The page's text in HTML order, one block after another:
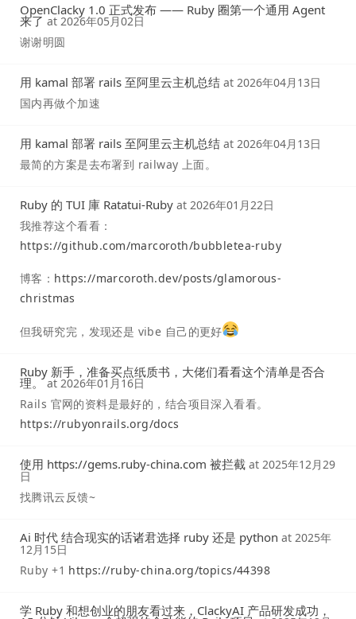
OpenClacky 1.0 正式发布 —— Ruby 圈第一个通用 Agent
来了 at 2026年05月02日
谢谢明圆
用 kamal 部署 rails 至阿里云主机总结 at 2026年04月13日
国内再做个加速
用 kamal 部署 rails 至阿里云主机总结 at 2026年04月13日
最简的方案是去布署到 railway 上面。
Ruby 的 TUI 庫 Ratatui-Ruby at 2026年01月22日
我推荐这个看看：
https://github.com/marcoroth/bubbletea-ruby
博客： https://marcoroth.dev/posts/glamorous-
christmas
但我研究完，发现还是 vibe 自己的更好
Ruby 新手，准备买点纸质书，大佬们看看这个清单是否合
理。 at2026年01月16日
Rails 官网的资料是最好的，结合项目深入看看。
https://rubyonrails.org/docs
使用 https://gems.ruby-china.com 被拦截 at 2025年12月29
日
找腾讯云反馈~
Ai 时代 结合现实的话诸君选择 ruby 还是 python at 2025年
12月15日
Ruby +1 https://ruby-china.org/topics/44398
学 Ruby 和想创业的朋友看过来，ClackyAI 产品研发成功，